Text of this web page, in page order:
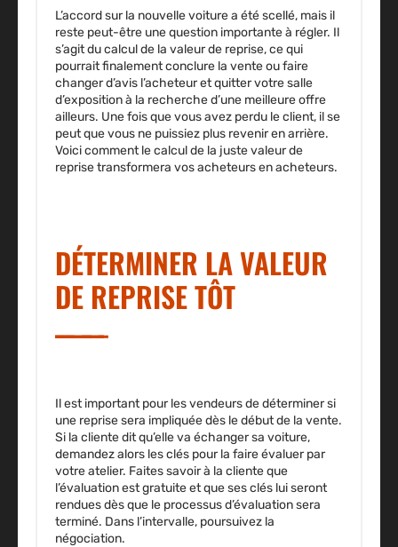
L’accord sur la nouvelle voiture a été scellé, mais il
reste peut-être une question importante à régler. Il
s’agit du calcul de la valeur de reprise, ce qui
pourrait finalement conclure la vente ou faire
changer d’avis l’acheteur et quitter votre salle
d’exposition à la recherche d’une meilleure offre
ailleurs. Une fois que vous avez perdu le client, il se
peut que vous ne puissiez plus revenir en arrière.
Voici comment le calcul de la juste valeur de
reprise transformera vos acheteurs en acheteurs.
DÉTERMINER LA VALEUR
DE REPRISE TÔT
Il est important pour les vendeurs de déterminer si
une reprise sera impliquée dès le début de la vente.
Si la cliente dit qu’elle va échanger sa voiture,
demandez alors les clés pour la faire évaluer par
votre atelier. Faites savoir à la cliente que
l’évaluation est gratuite et que ses clés lui seront
rendues dès que le processus d’évaluation sera
terminé. Dans l’intervalle, poursuivez la
négociation.